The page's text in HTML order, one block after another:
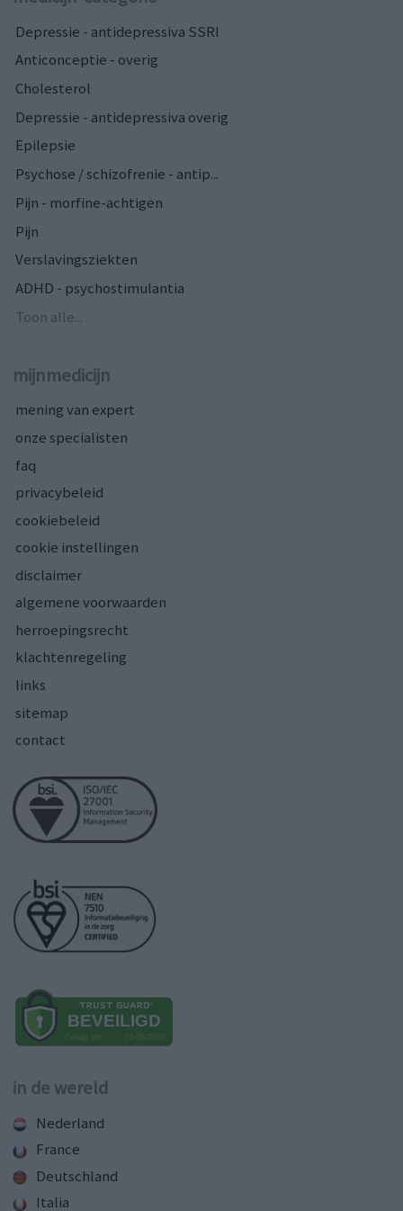
Depressie - antidepressiva SSRI
Anticonceptie - overig
Cholesterol
Depressie - antidepressiva overig
Epilepsie
Psychose / schizofrenie - antip...
Pijn - morfine-achtigen
Pijn
Verslavingsziekten
ADHD - psychostimulantia
Toon alle...
mijnmedicijn
mening van expert
onze specialisten
faq
privacybeleid
cookiebeleid
cookie instellingen
disclaimer
algemene voorwaarden
herroepingsrecht
klachtenregeling
links
sitemap
contact
in de wereld
Nederland
France
Deutschland
Italia